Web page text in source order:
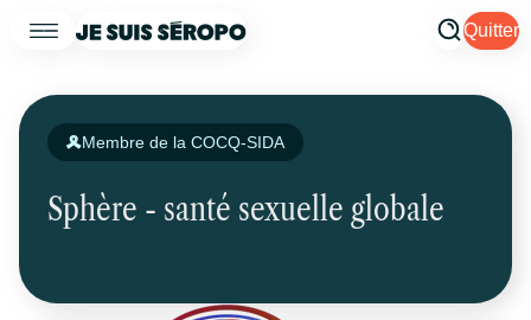
Quitter
Membre de la COCQ-SIDA
Sphère - santé sexuelle globale